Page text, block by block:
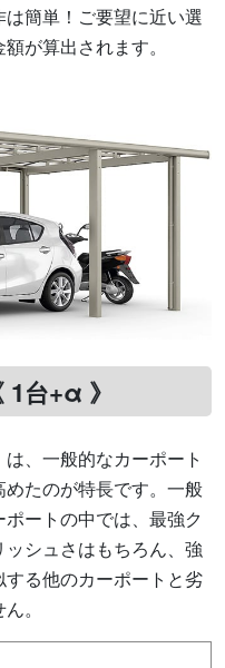
簡単！ご要望に近い選
が算出されます。
台+α 》
、一般的なカーポート
たのが特長です。一般
ートの中では、最強ク
シュさはもちろん、強
る他のカーポートと劣
。